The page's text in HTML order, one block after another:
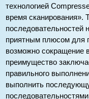
технологией
время сканирования».
последовательностей
приятным плюсом для
возможно сокращение
преимущество
правильного
выполнить